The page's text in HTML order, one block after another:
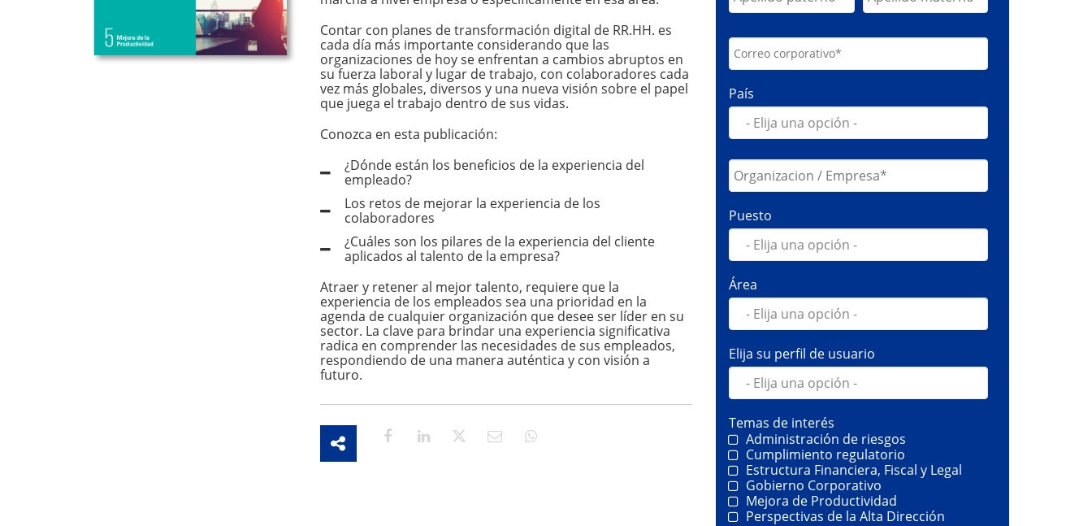
Contar con planes de transformación digital de RR.HH. es
cada día más importante considerando que las
organizaciones de hoy se enfrentan a cambios abruptos en
su fuerza laboral y lugar de trabajo, con colaboradores cada
vez más globales, diversos y una nueva visión sobre el papel
que juega el trabajo dentro de sus vidas.
Conozca en esta publicación:
¿Dónde están los beneficios de la experiencia del
empleado?
Los retos de mejorar la experiencia de los
colaboradores
¿Cuáles son los pilares de la experiencia del cliente
aplicados al talento de la empresa?
Atraer y retener al mejor talento, requiere que la
experiencia de los empleados sea una prioridad en la
agenda de cualquier organización que desee ser líder en su
sector. La clave para brindar una experiencia significativa
radica en comprender las necesidades de sus empleados,
respondiendo de una manera auténtica y con visión a
futuro.
País
Puesto
Área
Elija su perfil de usuario
Temas de interés
Administración de riesgos
Cumplimiento regulatorio
Estructura Financiera, Fiscal y Legal
Gobierno Corporativo
Mejora de Productividad
Perspectivas de la Alta Dirección